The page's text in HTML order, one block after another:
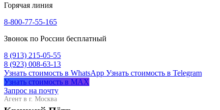
Горячая линия
8-800-77-55-165
Звонок по России бесплатный
8 (913) 215-05-55
8 (923) 008-63-13
Узнать стоимость в WhatsApp Узнать стоимость в Telegram
Узнать стоимость в MAX
Запрос на почту
Агент в г. Москва